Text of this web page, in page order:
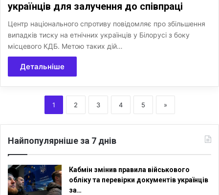
українців для залучення до співпраці
Центр національного спротиву повідомляє про збільшення
випадків тиску на етнічних українців у Білорусі з боку
місцевого КДБ. Метою таких дій…
Детальніше
1 2 3 4 5 »
Найпопулярніше за 7 днів
Кабмін змінив правила військового
обліку та перевірки документів українців
за…